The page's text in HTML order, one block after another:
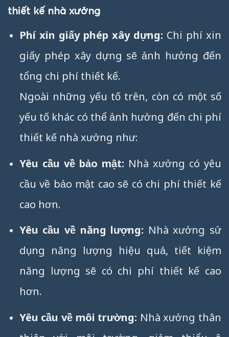
thiết kế nhà xưởng
Phí xin giấy phép xây dựng: Chi phí xin
giấy phép xây dựng sẽ ảnh hưởng đến
tổng chi phí thiết kế.
Ngoài những yếu tố trên, còn có một số
yếu tố khác có thể ảnh hưởng đến chi phí
thiết kế nhà xưởng như:
Yêu cầu về bảo mật: Nhà xưởng có yêu
cầu về bảo mật cao sẽ có chi phí thiết kế
cao hơn.
Yêu cầu về năng lượng: Nhà xưởng sử
dụng năng lượng hiệu quả, tiết kiệm
năng lượng sẽ có chi phí thiết kế cao
hơn.
Yêu cầu về môi trường: Nhà xưởng thân